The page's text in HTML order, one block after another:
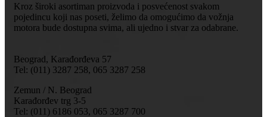
Kroz široki asortiman proizvoda i posvećenost svakom
pojedincu koji nas poseti, želimo da omogućimo da vožnja
motora bude dostupna svima, ali ujedno i stvar za odabrane.
Beograd, Karađorđeva 57
Tel: (011) 3287 258, 065 3287 258
Zemun / N. Beograd
Karađorđev trg 3-5
Tel: (011) 6186 053, 065 3287 700